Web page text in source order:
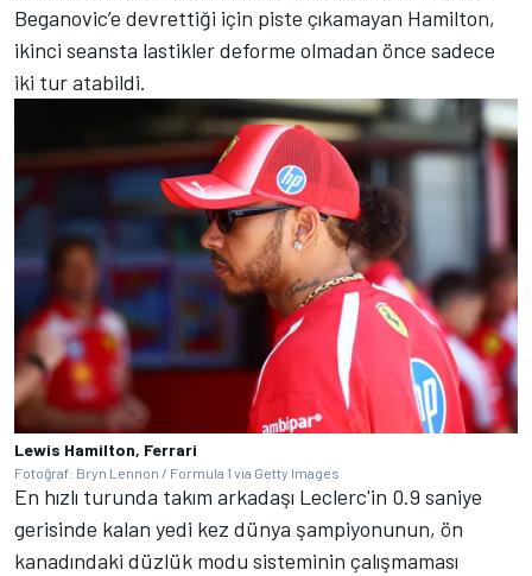
Beganovic’e devrettiği için piste çıkamayan Hamilton,
ikinci seansta lastikler deforme olmadan önce sadece
iki tur atabildi.
Lewis Hamilton, Ferrari
Fotoğraf: Bryn Lennon / Formula 1 via Getty Images
En hızlı turunda takım arkadaşı Leclerc'in 0.9 saniye
gerisinde kalan yedi kez dünya şampiyonunun, ön
kanadındaki düzlük modu sisteminin çalışmaması